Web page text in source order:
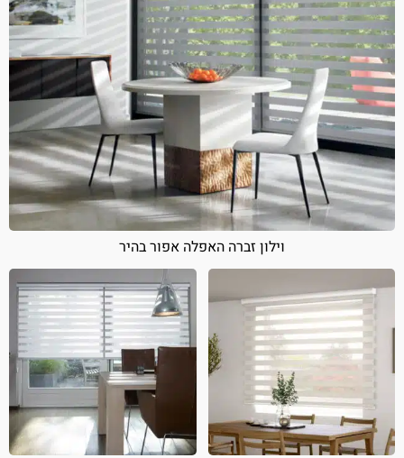
וילון זברה האפלה אפור בהיר